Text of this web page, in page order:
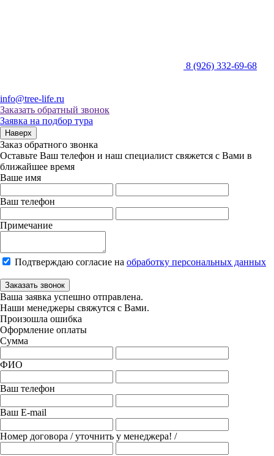
8 (926) 332-69-68
info@tree-life.ru
Заказать обратный звонок
Заявка на подбор тура
Наверх
Заказ обратного звонка
Оставьте Ваш телефон и наш специалист свяжется с Вами в
ближайшее время
Ваше имя
Ваш телефон
Примечание
Подтверждаю согласие на обработку персональных данных
Заказать звонок
Ваша заявка успешно отправлена.
Наши менеджеры свяжутся с Вами.
Произошла ошибка
Оформление оплаты
Сумма
ФИО
Ваш телефон
Ваш E-mail
Номер договора / уточнить у менеджера! /